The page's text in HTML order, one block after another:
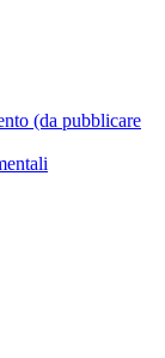
(da pubblicare